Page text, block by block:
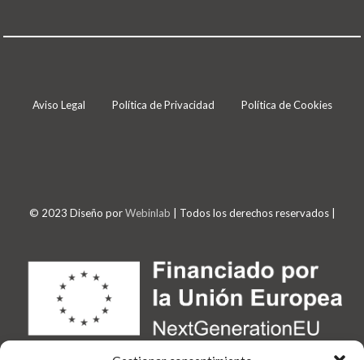
Aviso Legal Política de Privacidad Política de Cookies
© 2023 Diseño porWebinlab | Todos los derechos reservados |